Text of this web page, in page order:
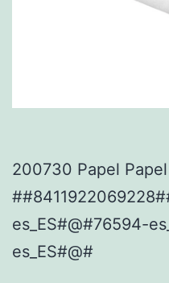
200730 Papel
es_ES#@#76594-
es_ES#@#